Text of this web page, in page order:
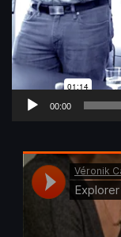
00:00